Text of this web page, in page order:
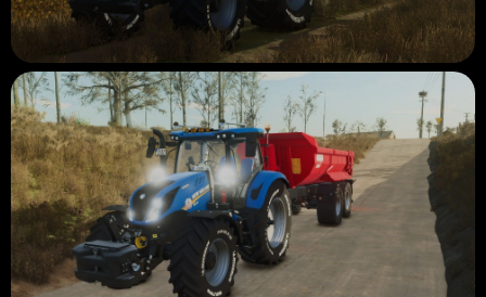
-De functionele basismotor
-Functioneel hydraulisch geluid
-Zijn hoorn aangepast door een die ik op durf heb gemaakt
-De functionele binnencabine (claxon, andere, enz.)
Tot snel voor de volgende updates van t6 🙂